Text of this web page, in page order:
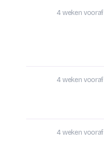
4 weken vooraf
4 weken vooraf
4 weken vooraf